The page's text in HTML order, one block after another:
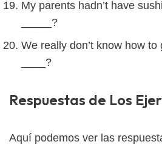
My parents hadn’t have
_____?
We really don’t know how to
____?
Respuestas de Los
Aquí podemos ver las